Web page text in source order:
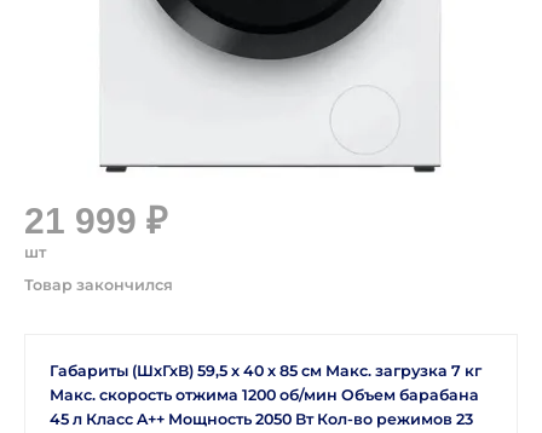
21 999 ₽
шт
Габариты (ШхГхВ) 59,5 х 40 х 85 cм Макс. загрузка 7 кг
Макс. скорость отжима 1200 об/мин Объем барабана
45 л Класс A++ Мощность 2050 Вт Кол-во режимов 23